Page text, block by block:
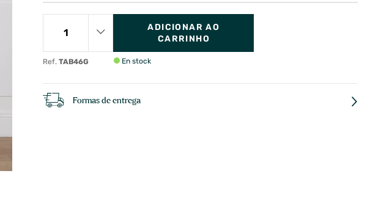
Ref.TAB46G
ADICIONAR AO
CARRINHO
En stock
Formas de entrega